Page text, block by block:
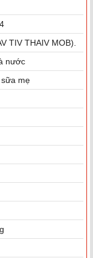
TIV THAIV MOB).
nước
mẹ